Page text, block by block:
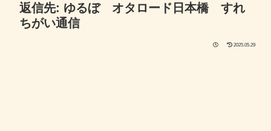
返信先: ゆるぼ オタロード日本橋 すれ
ちがい通信
2025.05.29